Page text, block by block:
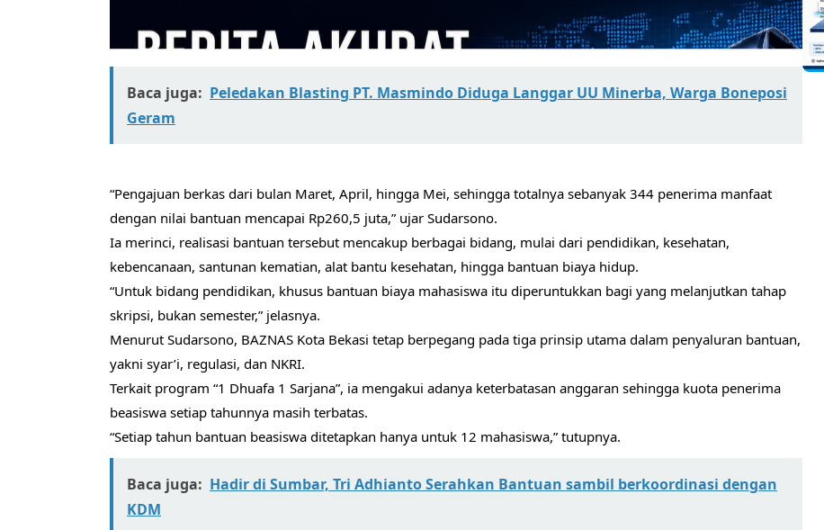
Baca juga: Peledakan Blasting PT. Masmindo Diduga Langgar UU Minerba, Warga Boneposi
Geram
“Pengajuan berkas dari bulan Maret, April, hingga Mei, sehingga totalnya sebanyak 344 penerima manfaat
dengan nilai bantuan mencapai Rp260,5 juta,” ujar Sudarsono.
Ia merinci, realisasi bantuan tersebut mencakup berbagai bidang, mulai dari pendidikan, kesehatan,
kebencanaan, santunan kematian, alat bantu kesehatan, hingga bantuan biaya hidup.
“Untuk bidang pendidikan, khusus bantuan biaya mahasiswa itu diperuntukkan bagi yang melanjutkan tahap
skripsi, bukan semester,” jelasnya.
Menurut Sudarsono, BAZNAS Kota Bekasi tetap berpegang pada tiga prinsip utama dalam penyaluran bantuan,
yakni syar’i, regulasi, dan NKRI.
Terkait program “1 Dhuafa 1 Sarjana”, ia mengakui adanya keterbatasan anggaran sehingga kuota penerima
beasiswa setiap tahunnya masih terbatas.
“Setiap tahun bantuan beasiswa ditetapkan hanya untuk 12 mahasiswa,” tutupnya.
Baca juga: Hadir di Sumbar, Tri Adhianto Serahkan Bantuan sambil berkoordinasi dengan
KDM